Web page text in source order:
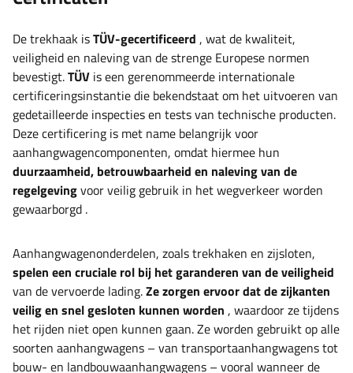
De trekhaak isTÜV-gecertificeerd , wat de kwaliteit,
veiligheid en naleving van de strenge Europese normen
bevestigt.TÜV is een gerenommeerde internationale
certificeringsinstantie die bekendstaat om het uitvoeren van
gedetailleerde inspecties en tests van technische producten.
Deze certificering is met name belangrijk voor
aanhangwagencomponenten, omdat hiermee hun
duurzaamheid, betrouwbaarheid en naleving van de
regelgevingvoor veilig gebruik in het wegverkeer worden
gewaarborgd .
Aanhangwagenonderdelen, zoals trekhaken en zijsloten,
spelen een cruciale rol bij het garanderen van de veiligheid
van de vervoerde lading.Ze zorgen ervoor dat de zijkanten
veilig en snel gesloten kunnen worden , waardoor ze tijdens
het rijden niet open kunnen gaan. Ze worden gebruikt op alle
soorten aanhangwagens – van transportaanhangwagens tot
bouw- en landbouwaanhangwagens – vooral wanneer de